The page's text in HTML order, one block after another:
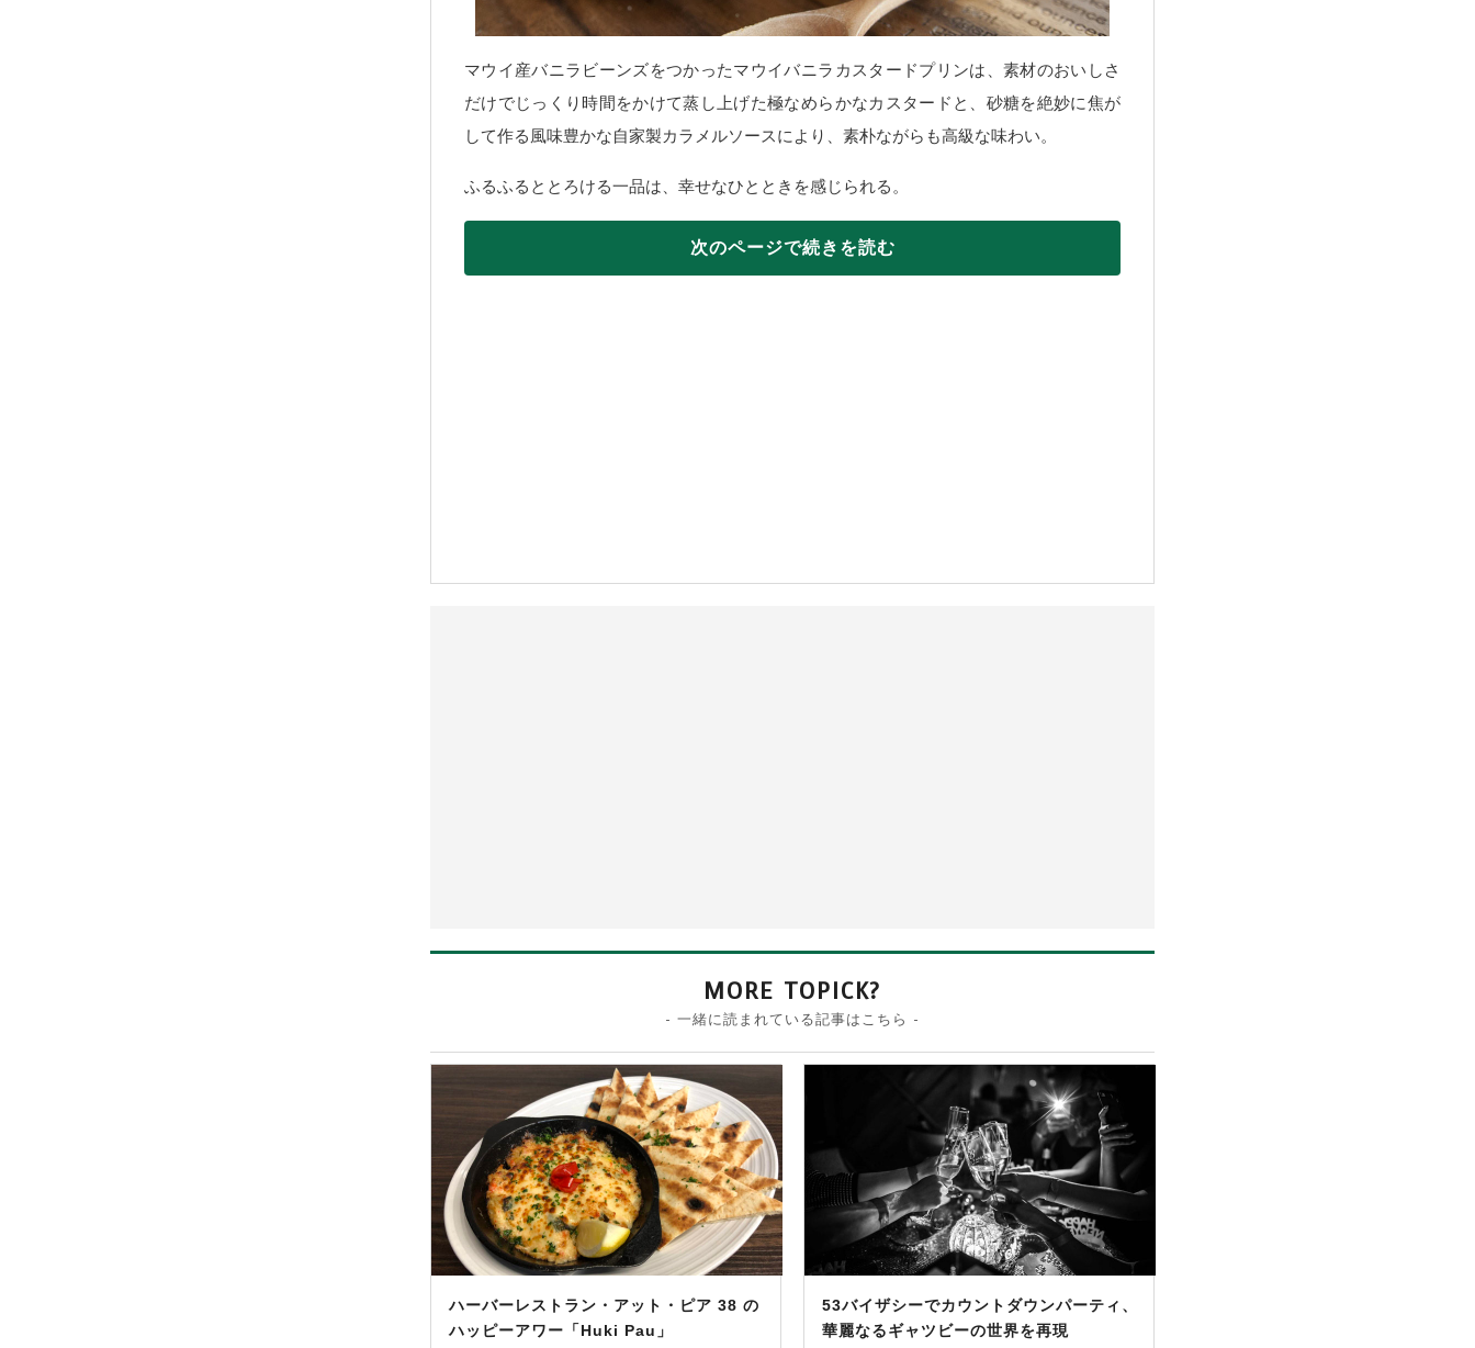
マウイ産バニラビーンズをつかったマウイバニラカスタードプリンは、素材のおいしさ
だけでじっくり時間をかけて蒸し上げた極なめらかなカスタードと、砂糖を絶妙に焦が
して作る風味豊かな自家製カラメルソースにより、素朴ながらも高級な味わい。
ふるふるととろける一品は、幸せなひとときを感じられる。
次のページで続きを読む
MORE TOPICK?
- 一緒に読まれている記事はこちら -
ハーバーレストラン・アット・ピア 38 の
ハッピーアワー「Huki Pau」
53バイザシーでカウントダウンパーティ、
華麗なるギャツビーの世界を再現